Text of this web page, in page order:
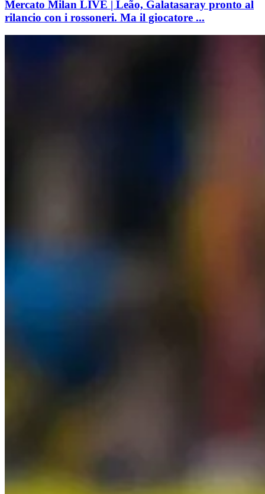
Mercato Milan LIVE | Leão, Galatasaray pronto al
rilancio con i rossoneri. Ma il giocatore ...